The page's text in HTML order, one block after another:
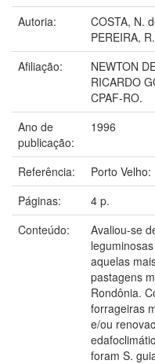
Autoria:
COSTA, N.
PEREIRA,
Afiliação:
NEWTON
RICARDO
CPAF-RO.
Ano de
publicação:
1996
Referência:
Porto
Páginas:
4 p.
Conteúdo:
Avaliou-se
aquelas
pastagens
Rondônia.
forrageiras
e/ou
foram S.